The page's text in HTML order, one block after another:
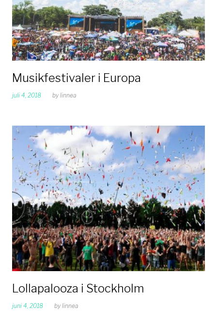
Musikfestivaler i Europa
juli 4, 2018 by linnea
Lollapalooza i Stockholm
juni 4, 2018 by linnea